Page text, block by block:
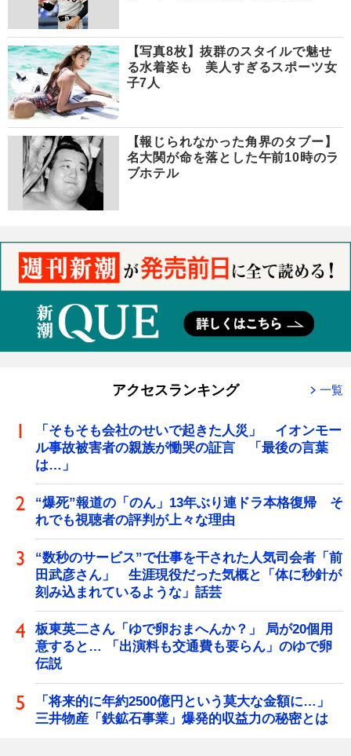
【写真8枚】抜群のスタイルで魅せ
る水着姿も 美人すぎるスポーツ女
子7人
【報じられなかった角界のタブー】
名大関が命を落とした午前10時のラ
ブホテル
アクセスランキング 一覧
「そもそも会社のせいで起きた人災」 イオンモー
ル事故被害者の親族が慟哭の証言 「最後の言葉
は…」
“爆死”報道の「のん」13年ぶり連ドラ本格復帰 そ
れでも視聴者の評判が上々な理由
“数秒のサービス”で仕事を干された人気司会者「前
田武彦さん」 生涯現役だった気概と「体に秒針が
刻み込まれているような」話芸
板東英二さん「ゆで卵おまへんか？」 局が20個用
意すると… 「出演料も交通費も要らん」のゆで卵
伝説
「将来的に年約2500億円という莫大な金額に…」
三井物産「鉄鉱石事業」爆発的収益力の秘密とは